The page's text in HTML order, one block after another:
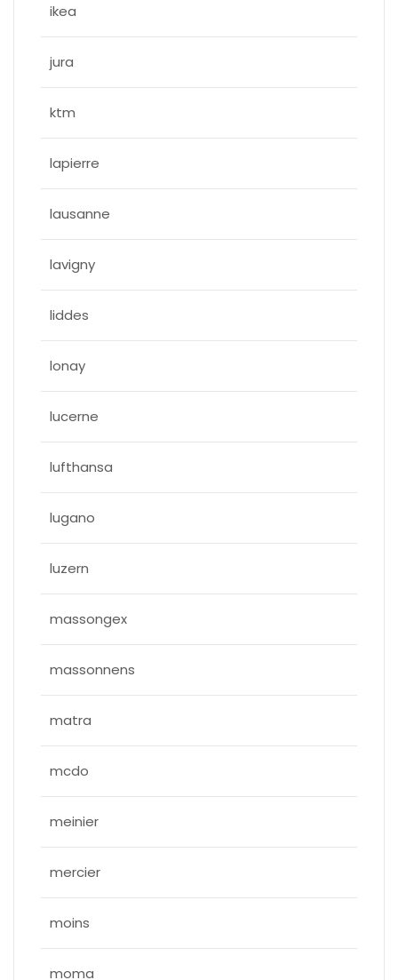
ikea
jura
ktm
lapierre
lausanne
lavigny
liddes
lonay
lucerne
lufthansa
lugano
luzern
massongex
massonnens
matra
mcdo
meinier
mercier
moins
moma